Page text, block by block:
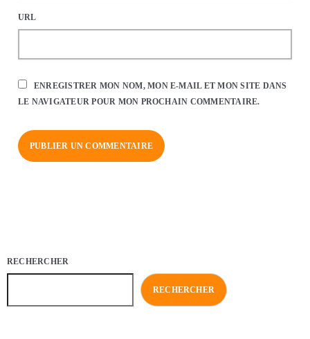
URL
ENREGISTRER MON NOM, MON E-MAIL ET MON SITE DANS
LE NAVIGATEUR POUR MON PROCHAIN COMMENTAIRE.
RECHERCHER
RECHERCHER